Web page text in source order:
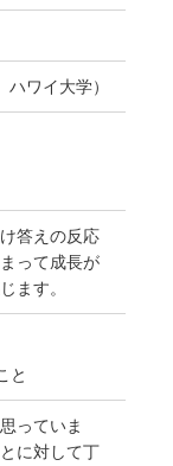
ワイ大学）
答えの反応
って成長が
ます。
と
っていま
に対して丁